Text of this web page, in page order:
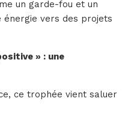
un garde-fou et un
vers des projets
» : une
ce trophée vient saluer